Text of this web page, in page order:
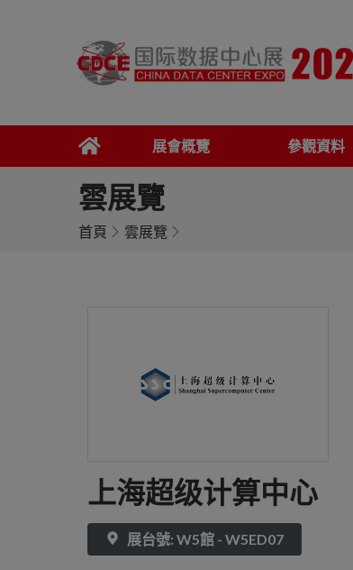
展會概覽 參觀資料
雲展覽
首頁 雲展覽
上海超级计算中心
展台號: W5館 - W5ED07